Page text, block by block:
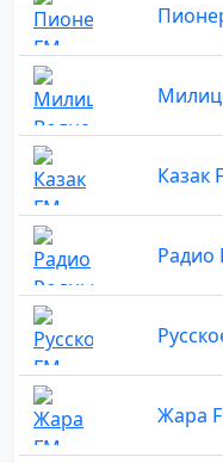
Казак
Радио
Жара